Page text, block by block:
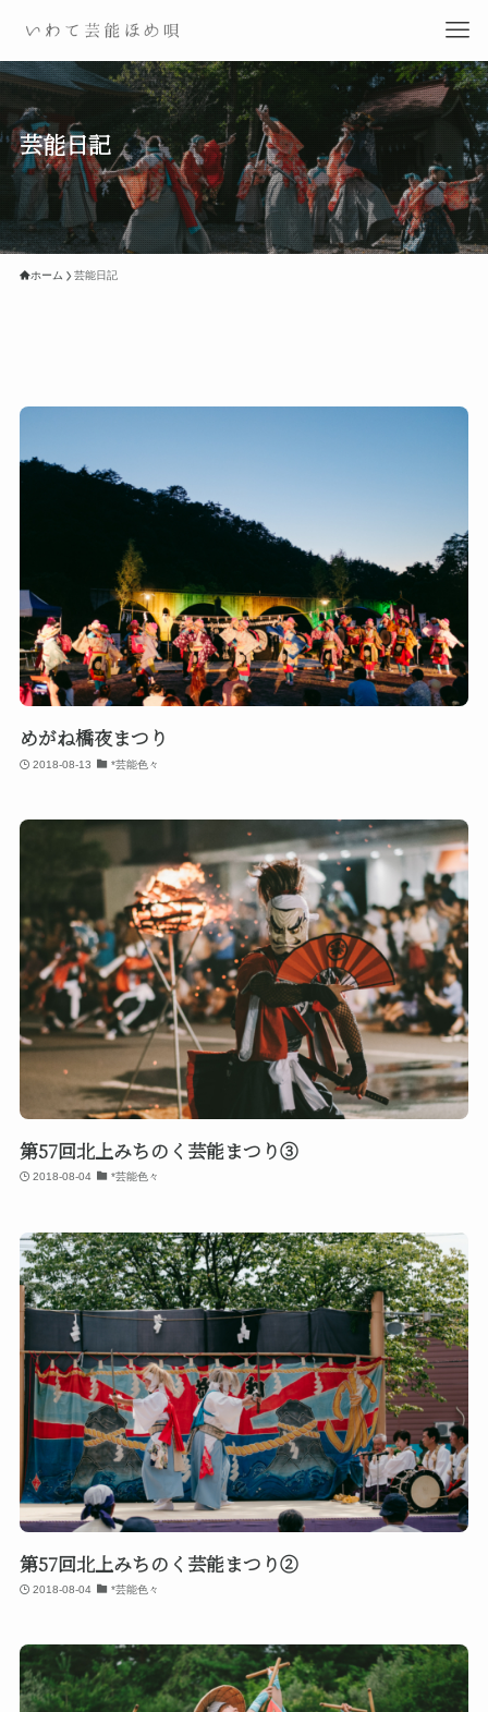
芸能日記
ホーム 芸能日記
めがね橋夜まつり
2018-08-13 *芸能色々
第57回北上みちのく芸能まつり③
2018-08-04 *芸能色々
第57回北上みちのく芸能まつり②
2018-08-04 *芸能色々